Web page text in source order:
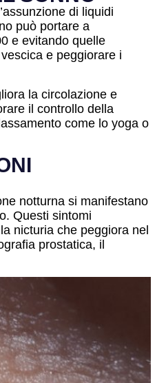
di liquidi
può portare a
e evitando quelle
e peggiorare i
la circolazione e
il controllo della
come lo yoga o
notturna si manifestano
Questi sintomi
nicturia che peggiora nel
prostatica, il